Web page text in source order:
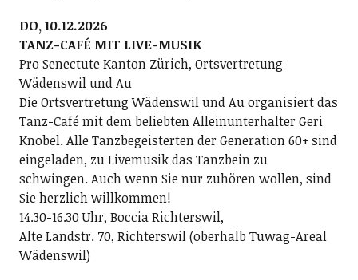
DO, 10.12.2026
TANZ-CAFÉ MIT LIVE-MUSIK
Pro Senectute Kanton Zürich, Ortsvertretung
Wädenswil und Au
Die Ortsvertretung Wädenswil und Au organisiert das
Tanz-Café mit dem beliebten Alleinunterhalter Geri
Knobel. Alle Tanzbegeisterten der Generation 60+ sind
eingeladen, zu Livemusik das Tanzbein zu
schwingen. Auch wenn Sie nur zuhören wollen, sind
Sie herzlich willkommen!
14.30-16.30 Uhr, Boccia Richterswil,
Alte Landstr. 70, Richterswil (oberhalb Tuwag-Areal
Wädenswil)